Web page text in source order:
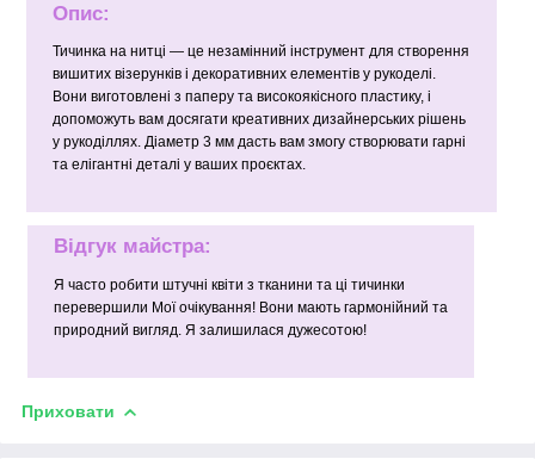
Опис:
Тичинка на нитці — це незамінний інструмент для створення
вишитих візерунків і декоративних елементів у рукоделі.
Вони виготовлені з паперу та високоякісного пластику, і
допоможуть вам досягати креативних дизайнерських рішень
у рукоділлях. Діаметр 3 мм дасть вам змогу створювати гарні
та елігантні деталі у ваших проєктах.
Відгук майстра:
Я часто робити штучні квіти з тканини та ці тичинки
перевершили Мої очікування! Вони мають гармонійний та
природний вигляд. Я залишилася дужесотою!
Приховати